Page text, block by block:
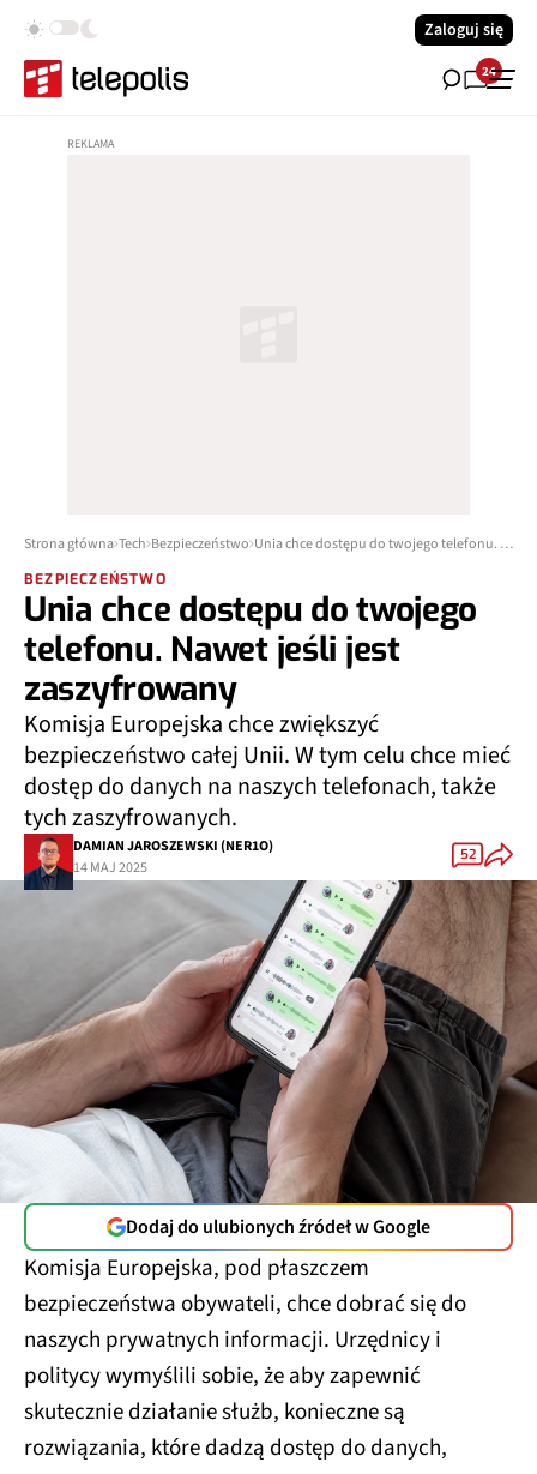
Zaloguj się
24
Strona główna Tech Bezpieczeństwo Unia chce dostępu do twojego telefonu. Nawet jeśli jest zaszyfrowany
BEZPIECZEŃSTWO
Unia chce dostępu do twojego
telefonu. Nawet jeśli jest
zaszyfrowany
Komisja Europejska chce zwiększyć
bezpieczeństwo całej Unii. W tym celu chce mieć
dostęp do danych na naszych telefonach, także
tych zaszyfrowanych.
DAMIAN JAROSZEWSKI (NER1O)
14 MAJ 2025
52
Dodaj do ulubionych źródeł w Google
Komisja Europejska, pod płaszczem
bezpieczeństwa obywateli, chce dobrać się do
naszych prywatnych informacji. Urzędnicy i
politycy wymyślili sobie, że aby zapewnić
skutecznie działanie służb, konieczne są
rozwiązania, które dadzą dostęp do danych,